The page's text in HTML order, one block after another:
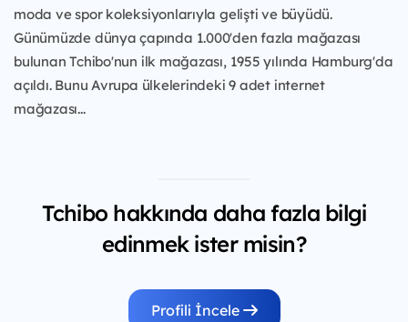
moda ve spor koleksiyonlarıyla gelişti ve büyüdü.
Günümüzde dünya çapında 1.000'den fazla mağazası
bulunan Tchibo'nun ilk mağazası, 1955 yılında Hamburg'da
açıldı. Bunu Avrupa ülkelerindeki 9 adet internet
mağazası...
Tchibo hakkında daha fazla bilgi
edinmek ister misin?
Profili İncele